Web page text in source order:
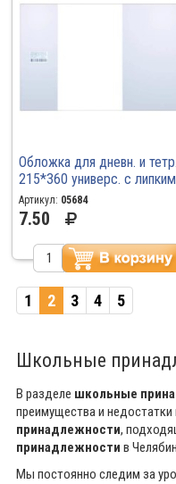
Обложка для дневн. и тетр.
215*360 универс. с липким
слоем 70мкм 215.2
Артикул: 05684
7.50
1 2 3 4 5
Школьные
В разделе школьные
преимущества и
принадлежности,
принадлежности в
Мы постоянно следим за